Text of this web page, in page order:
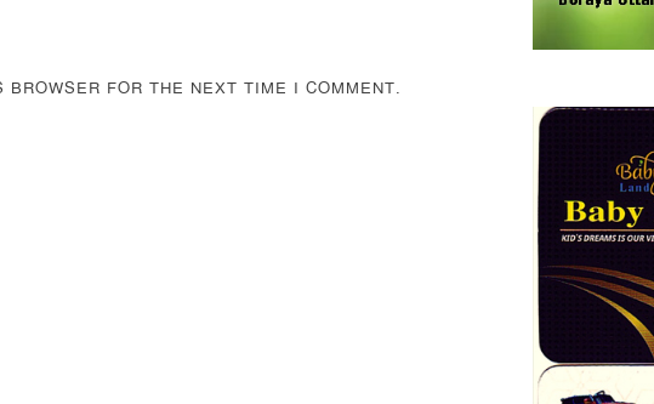
FOR THE NEXT TIME I COMMENT.